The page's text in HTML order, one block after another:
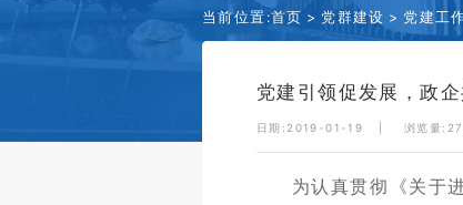
当前位置:首页 党群建设 党建工
党建引领促发展，政
日期:2019-01-19 浏览量:
为认真贯彻《关于